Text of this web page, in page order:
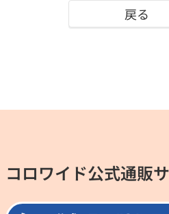
戻る
コロワイド公式通販